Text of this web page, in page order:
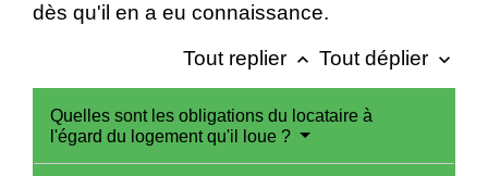
dès qu'il en a eu connaissance.
Tout replier keyboard_arrow_up Tout déplier keyboard_arrow_down
Quelles sont les obligations du locataire à
l'égard du logement qu'il loue ?